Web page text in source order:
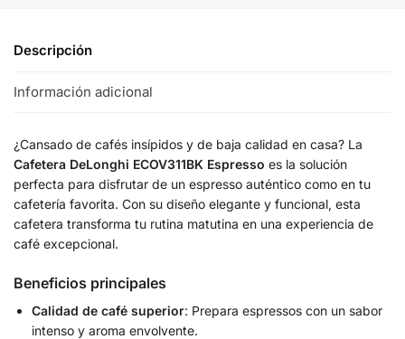
Descripción
Información adicional
¿Cansado de cafés insípidos y de baja calidad en casa? La
Cafetera DeLonghi ECOV311BK Espresso es la solución
perfecta para disfrutar de un espresso auténtico como en tu
cafetería favorita. Con su diseño elegante y funcional, esta
cafetera transforma tu rutina matutina en una experiencia de
café excepcional.
Beneficios principales
Calidad de café superior: Prepara espressos con un sabor
intenso y aroma envolvente.